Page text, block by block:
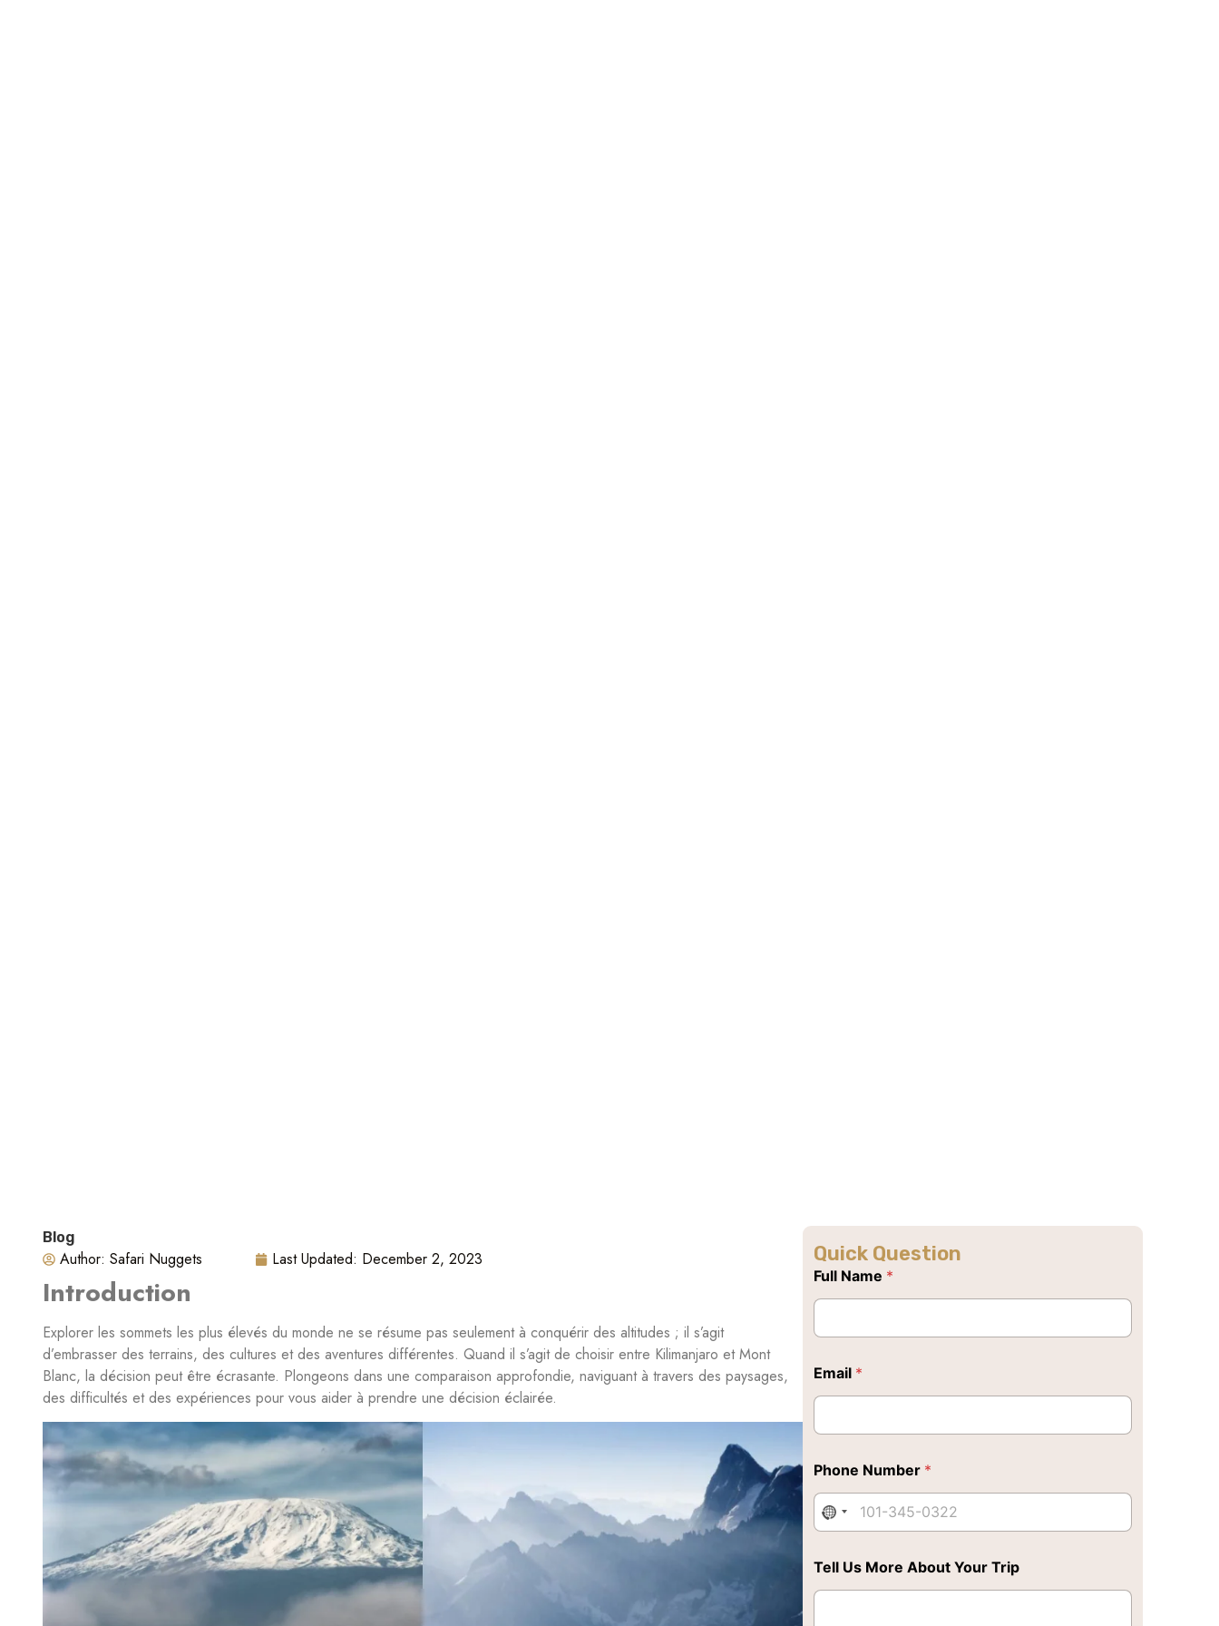
Blog
Author: Safari Nuggets Last Updated: December 2, 2023
Introduction
Explorer les sommets les plus élevés du monde ne se résume pas seulement à conquérir des altitudes ; il s’agit
d’embrasser des terrains, des cultures et des aventures différentes. Quand il s’agit de choisir entre Kilimanjaro et Mont
Blanc, la décision peut être écrasante. Plongeons dans une comparaison approfondie, naviguant à travers des paysages,
des difficultés et des expériences pour vous aider à prendre une décision éclairée.
Quick Question
Full Name *
Email *
Phone Number *
Tell Us More About Your Trip